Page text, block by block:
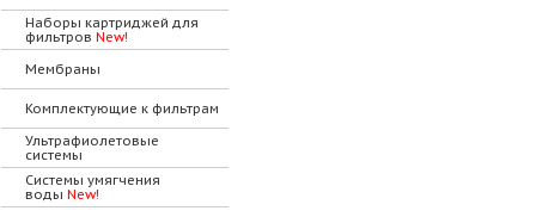
Наборы картриджей для
фильтров New!
Мембраны
Комплектующие к фильтрам
Ультрафиолетовые
системы
Системы умягчения
воды New!